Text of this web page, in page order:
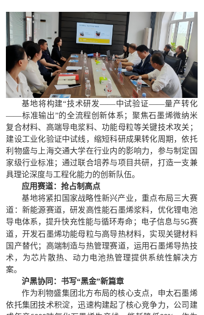
基地将构建“技术研发——中试验证——量产转化
——标准输出”的全流程创新体系；聚焦石墨烯微纳米
复合材料、高端导电浆料、功能母粒等关键技术攻关；
建设工业化验证中试线，缩短科研成果转化周期，依托
利物盛与上海交通大学在行业内的影响力，参与制定国
家级行业标准；通过联合培养与项目共研，打造一支兼
具理论深度与工程化能力的创新队伍。
应用赛道：抢占制高点
基地将紧扣国家战略性新兴产业，重点布局三大赛
道：新能源赛道，研发高性能石墨烯浆料，优化锂电池
导电体系，提升快充性能与循环寿命；电子信息与5G赛
道，开发石墨烯功能母粒与高导热材料，实现关键材料
国产替代；高端制造与热管理赛道，运用石墨烯导热技
术，为芯片散热、动力电池热管理提供系统性解决方
案。
沪黑协同：书写“黑金”新篇章
作为利物盛集团北方布局的核心支点，申太石墨烯
依托集团技术积淀，迅速构建起了核心竞争力，公司建